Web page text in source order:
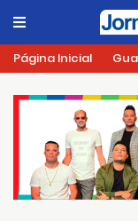
Página Inicial